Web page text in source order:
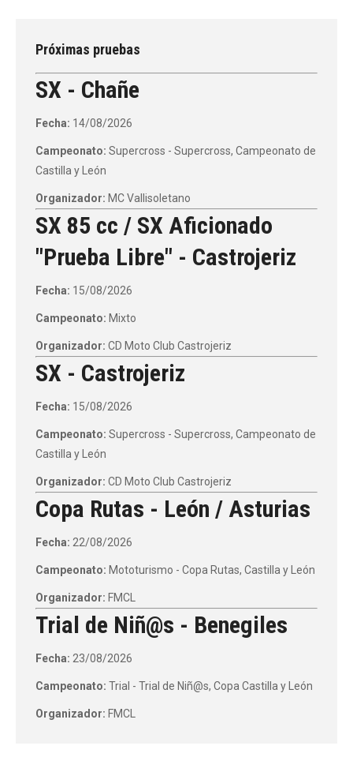
Próximas pruebas
SX - Chañe
Fecha: 14/08/2026
Campeonato: Supercross - Supercross, Campeonato de
Castilla y León
Organizador: MC Vallisoletano
SX 85 cc / SX Aficionado
"Prueba Libre" - Castrojeriz
Fecha: 15/08/2026
Campeonato: Mixto
Organizador: CD Moto Club Castrojeriz
SX - Castrojeriz
Fecha: 15/08/2026
Campeonato: Supercross - Supercross, Campeonato de
Castilla y León
Organizador: CD Moto Club Castrojeriz
Copa Rutas - León / Asturias
Fecha: 22/08/2026
Campeonato: Mototurismo - Copa Rutas, Castilla y León
Organizador: FMCL
Trial de Niñ@s - Benegiles
Fecha: 23/08/2026
Campeonato: Trial - Trial de Niñ@s, Copa Castilla y León
Organizador: FMCL